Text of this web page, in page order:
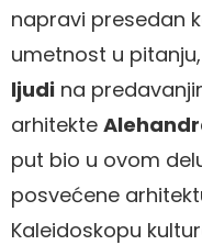
napravi presedan
umetnost u
ljudi na
arhitekte
put bio u ovom
posvećene
Kaleidoskopu